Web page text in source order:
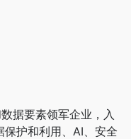
据要素领军企业，入
护和利用、AI、安全